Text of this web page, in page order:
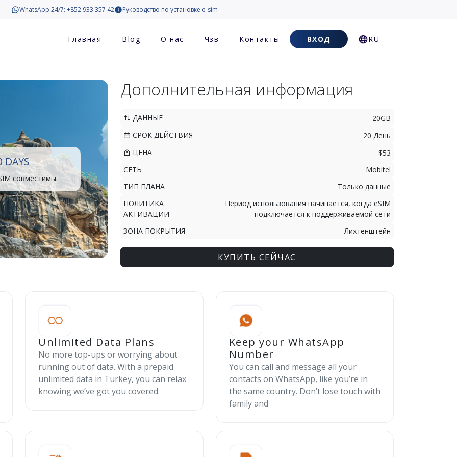
WhatsApp 24/7: +852 933 357 42 Руководство по установке e-sim
Главная Blog О нас Чзв Контакты ВХОД RU
DAYS
совместимы.
Дополнительная информация
ДАННЫЕ
20GB
СРОК ДЕЙСТВИЯ
20 День
ЦЕНА
$53
СЕТЬ
Mobitel
ТИП ПЛАНА
Только данные
ПОЛИТИКА
АКТИВАЦИИ
Период использования начинается, когда eSIM
подключается к поддерживаемой сети
ЗОНА ПОКРЫТИЯ
Лихтенштейн
КУПИТЬ СЕЙЧАС
Unlimited Data Plans
No more top-ups or worrying about
running out of data. With a prepaid
unlimited data in Turkey, you can relax
knowing we’ve got you covered.
Keep your WhatsApp
Number
You can call and message all your
contacts on WhatsApp, like you’re in
the same country. Don’t lose touch with
family and